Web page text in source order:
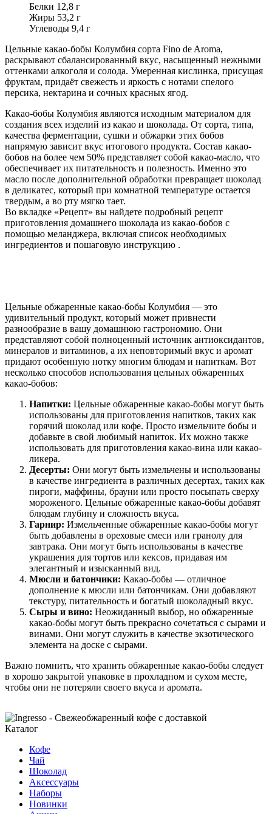
Белки 12,8 г
Жиры 53,2 г
Углеводы 9,4 г
Цельные какао-бобы Колумбия сорта Fino de Aroma,
раскрывают сбалансированный вкус, насыщенный нежными
оттенками алкоголя и солода. Умеренная кислинка, присущая
фруктам, придаёт свежесть и яркость с нотами спелого
персика, нектарина и сочных красных ягод.
Какао-бобы Колумбия являются исходным материалом для
создания всех изделий из какао и шоколада. От сорта, типа,
качества ферментации, сушки и обжарки этих бобов
напрямую зависит вкус итогового продукта. Состав какао-
бобов на более чем 50% представляет собой какао-масло, что
обеспечивает их питательность и полезность. Именно это
масло после дополнительной обработки превращает шоколад
в деликатес, который при комнатной температуре остается
твердым, а во рту мягко тает.
Во вкладке «Рецепт» вы найдете подробный рецепт
приготовления домашнего шоколада из какао-бобов с
помощью меланджера, включая список необходимых
ингредиентов и пошаговую инструкцию .
Цельные обжаренные какао-бобы Колумбия — это
удивительный продукт, который может привнести
разнообразие в вашу домашнюю гастрономию. Они
представляют собой полноценный источник антиоксидантов,
минералов и витаминов, а их неповторимый вкус и аромат
придают особенную нотку многим блюдам и напиткам. Вот
несколько способов использования цельных обжаренных
какао-бобов:
Напитки: Цельные обжаренные какао-бобы могут быть
использованы для приготовления напитков, таких как
горячий шоколад или кофе. Просто измельчите бобы и
добавьте в свой любимый напиток. Их можно также
использовать для приготовления какао-вина или какао-
ликера.
Десерты: Они могут быть измельчены и использованы
в качестве ингредиента в различных десертах, таких как
пироги, маффины, брауни или просто посыпать сверху
мороженого. Цельные обжаренные какао-бобы добавят
блюдам глубину и сложность вкуса.
Гарнир: Измельченные обжаренные какао-бобы могут
быть добавлены в ореховые смеси или гранолу для
завтрака. Они могут быть использованы в качестве
украшения для тортов или кексов, придавая им
элегантный и изысканный вид.
Мюсли и батончики: Какао-бобы — отличное
дополнение к мюсли или батончикам. Они добавляют
текстуру, питательность и богатый шоколадный вкус.
Сыры и вино: Неожиданный выбор, но обжаренные
какао-бобы могут быть прекрасно сочетаться с сырами и
винами. Они могут служить в качестве экзотического
элемента на доске с сырами.
Важно помнить, что хранить обжаренные какао-бобы следует
в хорошо закрытой упаковке в прохладном и сухом месте,
чтобы они не потеряли своего вкуса и аромата.
Каталог
Кофе
Чай
Шоколад
Аксессуары
Наборы
Новинки